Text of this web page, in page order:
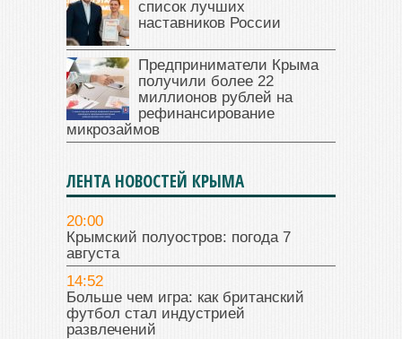
список лучших
наставников России
Предприниматели Крыма
получили более 22
миллионов рублей на
рефинансирование
микрозаймов
ЛЕНТА НОВОСТЕЙ КРЫМА
20:00
Крымский полуостров: погода 7
августа
14:52
Больше чем игра: как британский
футбол стал индустрией
развлечений